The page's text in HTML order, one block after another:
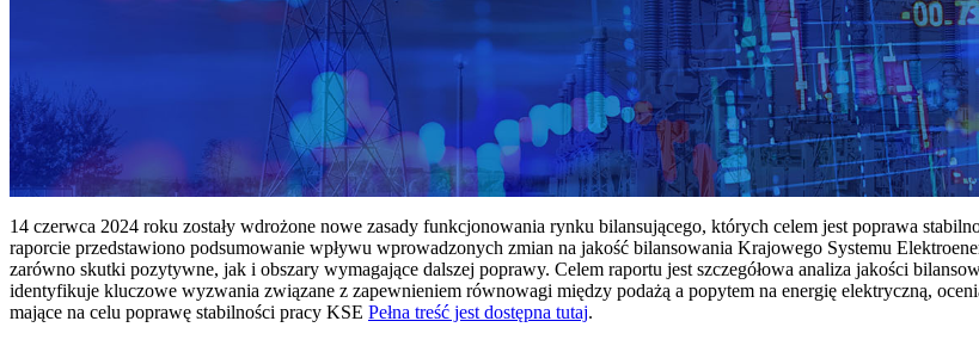
14 czerwca 2024 roku zostały wdrożone nowe zasady funkcjonowania rynku bilansującego, których celem jest poprawa
raporcie przedstawiono podsumowanie wpływu wprowadzonych zmian na jakość bilansowania Krajowego Systemu
zarówno skutki pozytywne, jak i obszary wymagające dalszej poprawy. Celem raportu jest szczegółowa analiza jakości
identyfikuje kluczowe wyzwania związane z zapewnieniem równowagi między podażą a popytem na energię elektryczną,
mające na celu poprawę stabilności pracy KSE Pełna treść jest dostępna tutaj.